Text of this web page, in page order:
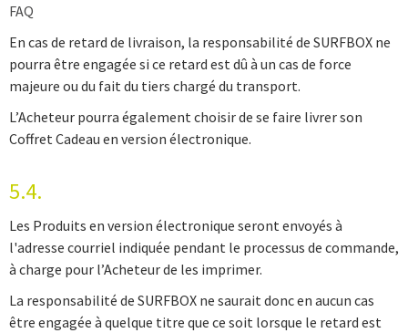
FAQ
En cas de retard de livraison, la responsabilité de SURFBOX ne
pourra être engagée si ce retard est dû à un cas de force
majeure ou du fait du tiers chargé du transport.
L’Acheteur pourra également choisir de se faire livrer son
Coffret Cadeau en version électronique.
5.4.
Les Produits en version électronique seront envoyés à
l'adresse courriel indiquée pendant le processus de commande,
à charge pour l’Acheteur de les imprimer.
La responsabilité de SURFBOX ne saurait donc en aucun cas
être engagée à quelque titre que ce soit lorsque le retard est